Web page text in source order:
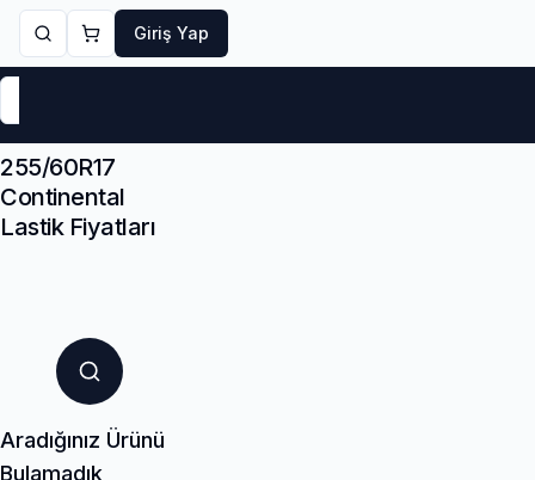
Giriş Yap
255/60R17
Continental
Lastik Fiyatları
Aradığınız Ürünü
Bulamadık